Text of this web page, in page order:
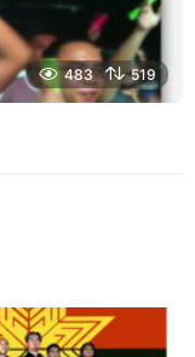
483 519